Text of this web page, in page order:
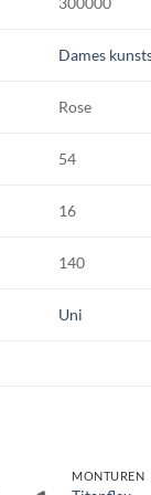
Dames
Rose
54
16
140
Uni
MONTUREN